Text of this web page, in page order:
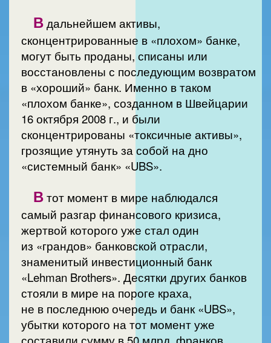
Вдальнейшем активы,
сконцентрированные в «плохом» банке,
могут быть проданы, списаны или
восстановлены с последующим возвратом
в «хороший» банк. Именно в таком
«плохом банке», созданном в Швейцарии
16 октября 2008 г., и были
сконцентрированы «токсичные активы»,
грозящие утянуть за собой на дно
«системный банк» «UBS».
Втот момент в мире наблюдался
самый разгар финансового кризиса,
жертвой которого уже стал один
из «грандов» банковской отрасли,
знаменитый инвестиционный банк
«Lehman Brothers». Десятки других банков
стояли в мире на пороге краха,
не в последнюю очередь и банк «UBS»,
убытки которого на тот момент уже